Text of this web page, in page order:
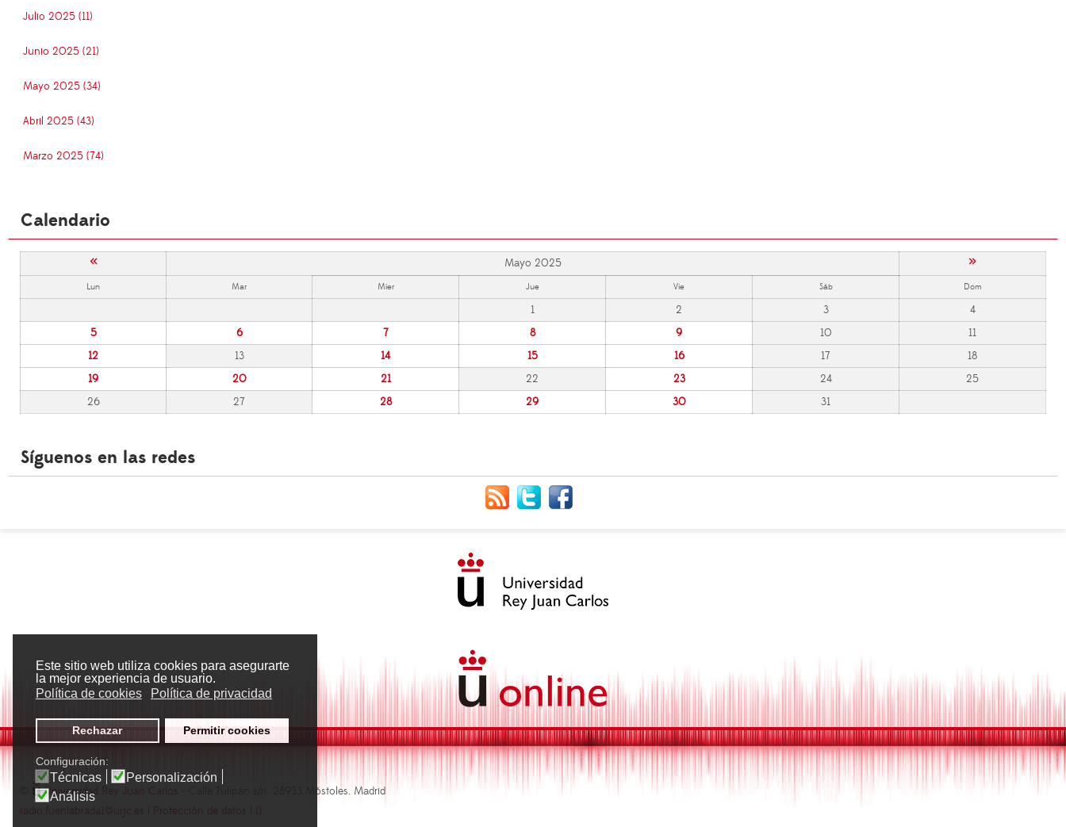
Este sitio web utiliza cookies para asegurarte
la mejor experiencia de usuario.
Política de cookies
Política de privacidad
Rechazar Permitir cookies
Configuración:
Técnicas
Personalización
Análisis
Julio 2025 (11)
Junio 2025 (21)
Mayo 2025 (34)
Abril 2025 (43)
Marzo 2025 (74)
Calendario
« Mayo 2025 »
Lun Mar Mier Jue Vie Sáb Dom
1 2 3
4
5
6 7 8 9 10
11
12
13 14 15 16 17
18
19
20 21 22 23 24
25
26
27 28 29 30 31
Síguenos en las redes
Universidad Rey Juan Carlos
- Calle Tulipán s/n. 28933 Móstoles. Madrid
radio.fuenlabrada1@urjc.es
Protección de datos